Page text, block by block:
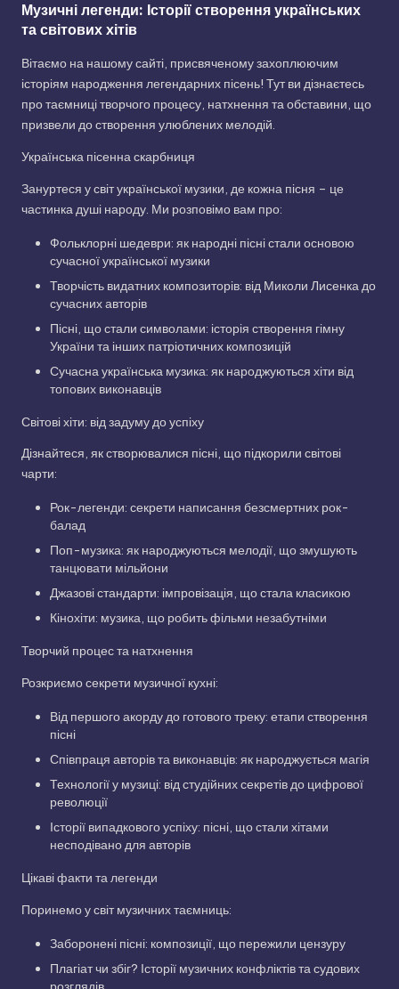
Музичні легенди: Історії створення українських
та світових хітів
Вітаємо на нашому сайті, присвяченому захоплюючим
історіям народження легендарних пісень! Тут ви дізнаєтесь
про таємниці творчого процесу, натхнення та обставини, що
призвели до створення улюблених мелодій.
Українська пісенна скарбниця
Зануртеся у світ української музики, де кожна пісня – це
частинка душі народу. Ми розповімо вам про:
Фольклорні шедеври: як народні пісні стали основою
сучасної української музики
Творчість видатних композиторів: від Миколи Лисенка до
сучасних авторів
Пісні, що стали символами: історія створення гімну
України та інших патріотичних композицій
Сучасна українська музика: як народжуються хіти від
топових виконавців
Світові хіти: від задуму до успіху
Дізнайтеся, як створювалися пісні, що підкорили світові
чарти:
Рок-легенди: секрети написання безсмертних рок-
балад
Поп-музика: як народжуються мелодії, що змушують
танцювати мільйони
Джазові стандарти: імпровізація, що стала класикою
Кінохіти: музика, що робить фільми незабутніми
Творчий процес та натхнення
Розкриємо секрети музичної кухні:
Від першого акорду до готового треку: етапи створення
пісні
Співпраця авторів та виконавців: як народжується магія
Технології у музиці: від студійних секретів до цифрової
революції
Історії випадкового успіху: пісні, що стали хітами
несподівано для авторів
Цікаві факти та легенди
Поринемо у світ музичних таємниць:
Заборонені пісні: композиції, що пережили цензуру
Плагіат чи збіг? Історії музичних конфліктів та судових